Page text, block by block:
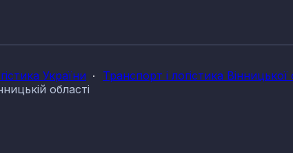
України
Транспорт і логістика Вінницької
області